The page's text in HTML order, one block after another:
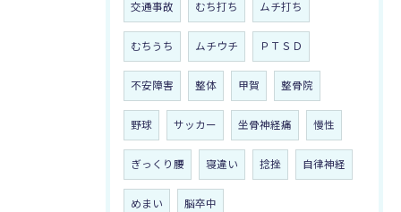
交通事故 むち打ち ムチ打ち
むちうち ムチウチ ＰＴＳＤ
不安障害 整体 甲賀 整骨院
野球 サッカー 坐骨神経痛 慢性
ぎっくり腰 寝違い 捻挫 自律神経
めまい 脳卒中